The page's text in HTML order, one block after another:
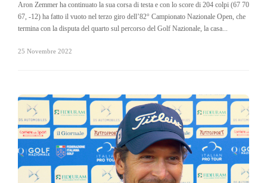
Aron Zemmer ha continuato la sua corsa di testa e con lo score di 204 colpi (67 70
67, -12) ha fatto il vuoto nel terzo giro dell’82° Campionato Nazionale Open, che
termina con la disputa del quarto sul percorso del Golf Nazionale, la casa...
25 Novembre 2022